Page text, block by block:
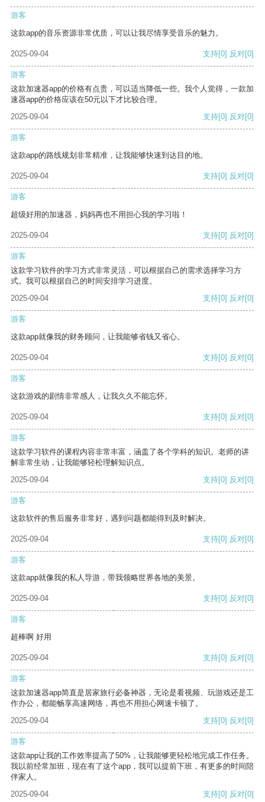
游客
这款app的音乐资源非常优质，可以让我尽情享受音乐的魅力。
2025-09-04 支持[0] 反对[0]
游客
这款加速器app的价格有点贵，可以适当降低一些。我个人觉得，一款加
速器app的价格应该在50元以下才比较合理。
2025-09-04
支持[0] 反对[0]
游客
这款app的路线规划非常精准，让我能够快速到达目的地。
2025-09-04 支持[0] 反对[0]
游客
超级好用的加速器，妈妈再也不用担心我的学习啦！
2025-09-04 支持[0] 反对[0]
游客
这款学习软件的学习方式非常灵活，可以根据自己的需求选择学习方
式。我可以根据自己的时间安排学习进度。
2025-09-04
支持[0] 反对[0]
游客
这款app就像我的财务顾问，让我能够省钱又省心。
2025-09-04 支持[0] 反对[0]
游客
这款游戏的剧情非常感人，让我久久不能忘怀。
2025-09-04 支持[0] 反对[0]
游客
这款学习软件的课程内容非常丰富，涵盖了各个学科的知识。老师的讲
解非常生动，让我能够轻松理解知识点。
2025-09-04
支持[0] 反对[0]
游客
这款软件的售后服务非常好，遇到问题都能得到及时解决。
2025-09-04 支持[0] 反对[0]
游客
这款app就像我的私人导游，带我领略世界各地的美景。
2025-09-04 支持[0] 反对[0]
游客
超棒啊 好用
2025-09-04 支持[0] 反对[0]
游客
这款加速器app简直是居家旅行必备神器，无论是看视频、玩游戏还是工
作办公，都能畅享高速网络，再也不用担心网速卡顿了。
2025-09-04
支持[0] 反对[0]
游客
这款app让我的工作效率提高了50%，让我能够更轻松地完成工作任务。
我以前经常加班，现在有了这个app，我可以提前下班，有更多的时间陪
伴家人。
2025-09-04
支持[0] 反对[0]